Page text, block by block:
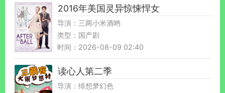
2016年美国灵异惊悚悍女
导演：三两小米酒哟
类型：国产剧
时间：2026-08-09 02:40
读心人第二季
导演：绯想梦幻色